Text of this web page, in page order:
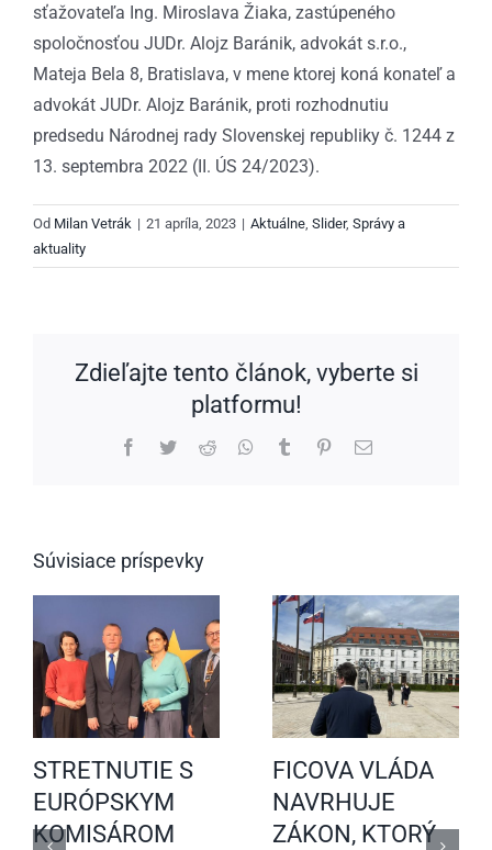
sťažovateľa Ing. Miroslava Žiaka, zastúpeného
spoločnosťou JUDr. Alojz Baránik, advokát s.r.o.,
Mateja Bela 8, Bratislava, v mene ktorej koná konateľ a
advokát JUDr. Alojz Baránik, proti rozhodnutiu
predsedu Národnej rady Slovenskej republiky č. 1244 z
13. septembra 2022 (II. ÚS 24/2023).
Od Milan Vetrák | 21 apríla, 2023 | Aktuálne, Slider, Správy a
aktuality
Zdieľajte tento článok, vyberte si
platformu!
Facebook
TwitterReddit WhatsApp
Tumblr PinterestEmail
Súvisiace príspevky
STRETNUTIE S
EURÓPSKYM
KOMISÁROM
FICOVA VLÁDA
NAVRHUJE
ZÁKON, KTORÝ